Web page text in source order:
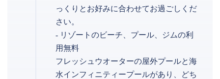
っくりとお好みに合わせてお過ごしくだ
さい。
- リゾートのビーチ、プール、ジムの利
用無料
フレッシュウオーターの屋外プールと海
⽔インフィニティープールがあり、どち